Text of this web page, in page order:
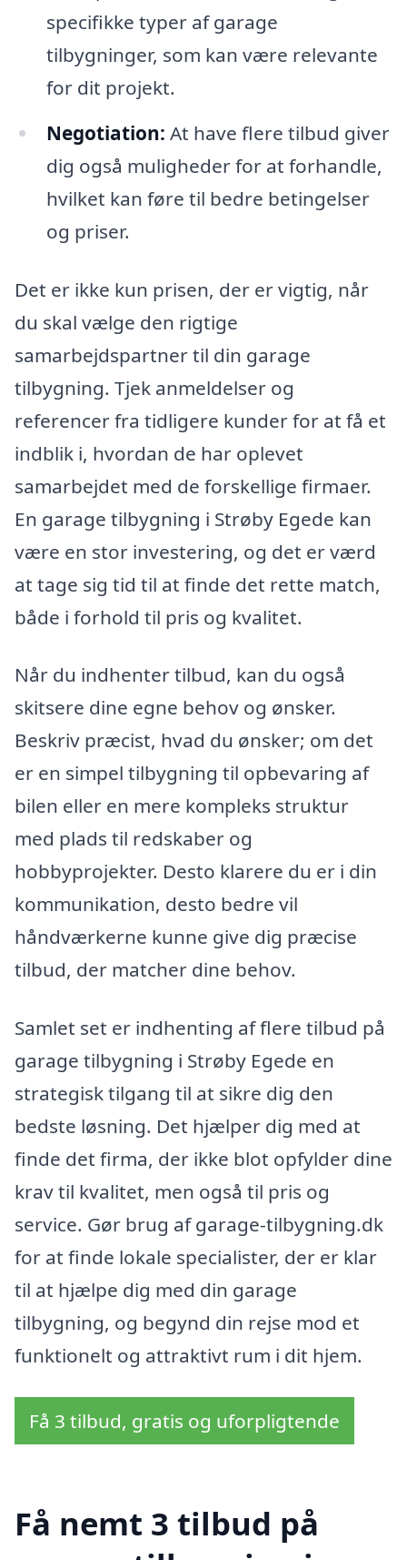
specifikke typer af garage
tilbygninger, som kan være relevante
for dit projekt.
Negotiation: At have flere tilbud giver
dig også muligheder for at forhandle,
hvilket kan føre til bedre betingelser
og priser.
Det er ikke kun prisen, der er vigtig, når
du skal vælge den rigtige
samarbejdspartner til din garage
tilbygning. Tjek anmeldelser og
referencer fra tidligere kunder for at få et
indblik i, hvordan de har oplevet
samarbejdet med de forskellige firmaer.
En garage tilbygning i Strøby Egede kan
være en stor investering, og det er værd
at tage sig tid til at finde det rette match,
både i forhold til pris og kvalitet.
Når du indhenter tilbud, kan du også
skitsere dine egne behov og ønsker.
Beskriv præcist, hvad du ønsker; om det
er en simpel tilbygning til opbevaring af
bilen eller en mere kompleks struktur
med plads til redskaber og
hobbyprojekter. Desto klarere du er i din
kommunikation, desto bedre vil
håndværkerne kunne give dig præcise
tilbud, der matcher dine behov.
Samlet set er indhenting af flere tilbud på
garage tilbygning i Strøby Egede en
strategisk tilgang til at sikre dig den
bedste løsning. Det hjælper dig med at
finde det firma, der ikke blot opfylder dine
krav til kvalitet, men også til pris og
service. Gør brug af garage-tilbygning.dk
for at finde lokale specialister, der er klar
til at hjælpe dig med din garage
tilbygning, og begynd din rejse mod et
funktionelt og attraktivt rum i dit hjem.
Få 3 tilbud, gratis og uforpligtende
Få nemt 3 tilbud på